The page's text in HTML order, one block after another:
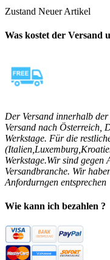
Zustand Neuer Artikel
Was kostet der Versand
Der Versand innerhalb
Versand nach Österreich,
Werkstage. Für die
Werkstage.Wir sind
Versandbranche. Wir
Anfordurngen entsprechen
Wie kann ich bezahlen ?